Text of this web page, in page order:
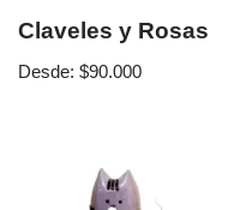
Claveles y Rosas
Desde: $90.000